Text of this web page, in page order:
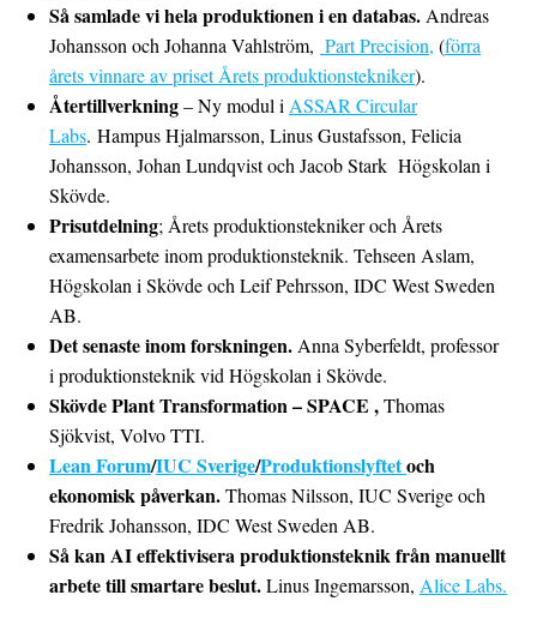
Så samlade vi hela produktionen i en databas. Andreas
Johansson och Johanna Vahlström, Part Precision, (förra
årets vinnare av priset Årets produktionstekniker).
Återtillverkning– Ny modul i ASSAR Circular
Labs. Hampus Hjalmarsson, Linus Gustafsson, Felicia
Johansson, Johan Lundqvist och Jacob Stark Högskolan i
Skövde.
Prisutdelning; Årets produktionstekniker och Årets
examensarbete inom produktionsteknik. Tehseen Aslam,
Högskolan i Skövde och Leif Pehrsson, IDC West Sweden
AB.
Det senaste inom forskningen. Anna Syberfeldt, professor
i produktionsteknik vid Högskolan i Skövde.
Skövde Plant Transformation – SPACE ,Thomas
Sjökvist, Volvo TTI.
Lean Forum/IUC Sverige/Produktionslyftetoch
ekonomisk påverkan.Thomas Nilsson, IUC Sverige och
Fredrik Johansson, IDC West Sweden AB.
Så kan AI effektivisera produktionsteknik från manuellt
arbete till smartare beslut.Linus Ingemarsson, Alice Labs.